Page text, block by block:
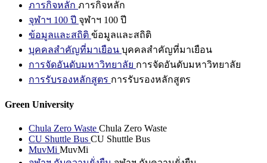
ภารกิจหลัก ภารกิจหลัก
จุฬาฯ 100 ปี จุฬาฯ 100 ปี
ข้อมูลและสถิติ ข้อมูลและสถิติ
บุคคลสำคัญที่มาเยือน บุคคลสำคัญที่มาเยือน
การจัดอันดับมหาวิทยาลัย การจัดอันดับมหาวิทยาลัย
การรับรองหลักสูตร การรับรองหลักสูตร
Green University
Chula Zero Waste Chula Zero Waste
CU Shuttle Bus CU Shuttle Bus
MuvMi MuvMi